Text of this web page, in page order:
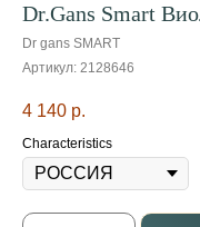
Dr.Gans Smart
Dr gans SMART
Артикул: 2128646
4 140 р.
Characteristics